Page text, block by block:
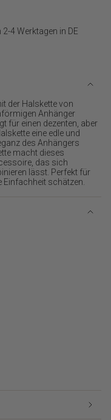
4 Werktagen in DE
der Halskette von
Anhänger
für einen dezenten, aber
eine edle und
des Anhängers
macht dieses
das sich
lässt. Perfekt für
Einfachheit schätzen.